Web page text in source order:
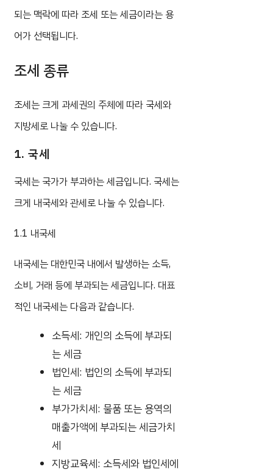
되는 맥락에 따라 조세 또는 세금이라는 용
어가 선택됩니다.
조세 종류
조세는 크게 과세권의 주체에 따라 국세와
지방세로 나눌 수 있습니다.
1. 국세
국세는 국가가 부과하는 세금입니다. 국세는
크게 내국세와 관세로 나눌 수 있습니다.
1.1 내국세
내국세는 대한민국 내에서 발생하는 소득,
소비, 거래 등에 부과되는 세금입니다. 대표
적인 내국세는 다음과 같습니다.
소득세: 개인의 소득에 부과되
는 세금
법인세: 법인의 소득에 부과되
는 세금
부가가치세: 물품 또는 용역의
매출가액에 부과되는 세금가치
세
지방교육세: 소득세와 법인세에